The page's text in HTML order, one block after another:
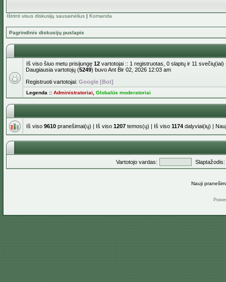
Ištrinti visus diskusijų sausainėlius | Komanda
Pagrindinis diskusijų puslapis
Iš viso šiuo metu prisijungę 12 vartotojai :: 1 registruotas, 0 slaptų ir 11
Daugiausia vartotojų (5249) buvo Ant Bir 02, 2026 12:03 am
Registruoti vartotojai: Google [Bot]
Legenda :: Administratoriai Globalūs moderatoriai
Iš viso 9610 pranešimai(ų) | Iš viso 1207 temos(ų) | Iš viso 1174 dalyviai(ių) |
Vartotojo vardas: Slaptažodis:
Nauji